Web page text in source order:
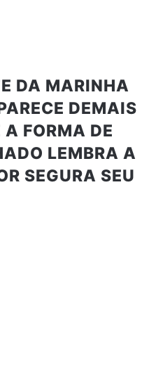
DA MARINHA
DEMAIS
FORMA DE
LEMBRA A
SEGURA SEU